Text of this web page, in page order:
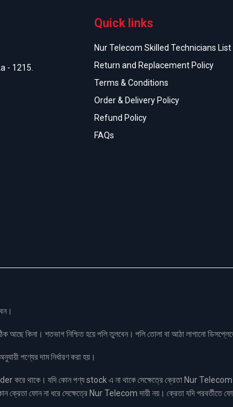
- 1215.
Quick links
Nur Telecom Skilled Technicians List
Return and Replacement Policy
Terms & Conditions
Order & Delivery Policy
Refund Policy
FAQs
আছে কিনা। শতভাগ নিশ্চিত হয়ে পলি তুলবেন। পলি তোলা বা আঠা লাগানো
পণ্যের দাম নির্ধারণ করা হয়।
থাকে। যদি কোন পণ্য stock এ না থাকে সেক্ষেত্রে ক্রেতা Nur Telecom
ক্রেতা ফোন না ধরে সেক্ষেত্রে Nur Telecom দায়ী নয়। ক্রেতা যদি পরবর্তীতে